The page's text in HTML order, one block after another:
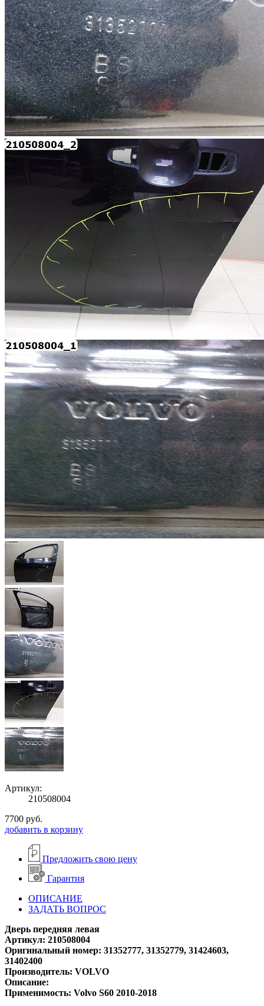
Артикул:
210508004
7700 руб.
добавить в корзину
Предложить свою цену
Гарантия
ОПИСАНИЕ
ЗАДАТЬ ВОПРОС
Дверь передняя левая
Артикул: 210508004
Оригинальный номер: 31352777, 31352779, 31424603,
31402400
Производитель: VOLVO
Описание:
Применимость: Volvo S60 2010-2018